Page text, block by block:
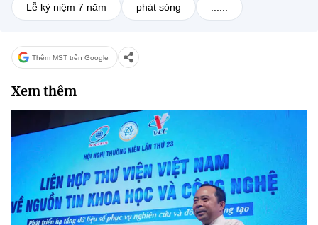
Lễ kỷ niệm 7 năm phát sóng
Thêm MST trên Google
Xem thêm